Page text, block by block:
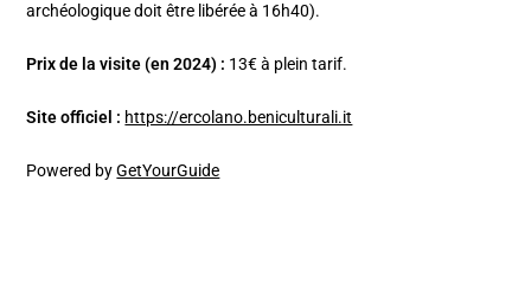
archéologique doit être libérée à 16h40).
Prix de la visite (en 2024) : 13€ à plein tarif.
Site officiel : https://ercolano.beniculturali.it
Powered byGetYourGuide